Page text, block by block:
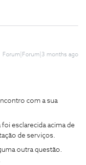
Forum|Forum|3 months ago
com a sua
esclarecida acima de
de serviços.
outra questão.